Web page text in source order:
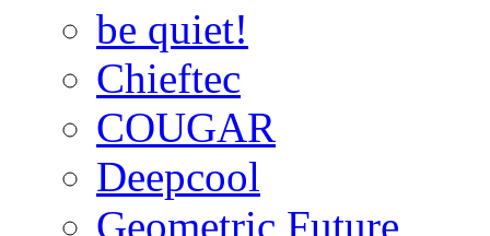
be quiet!
Chieftec
COUGAR
Deepcool
Geometric Future